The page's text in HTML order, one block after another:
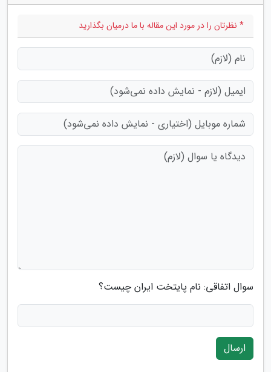
* نظرتان را در مورد این مقاله با ما درمیان بگذارید
سوال اتفاقی: نام پایتخت ایران چیست؟
ارسال